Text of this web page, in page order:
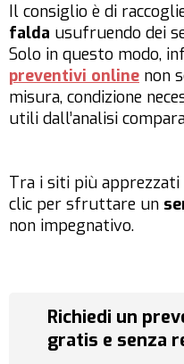
Il consiglio è di
falda usufruendo dei
Solo in questo modo,
preventivi online non
misura, condizione
utili dall’analisi
Tra i siti più apprezzati
clic per sfruttare un
non impegnativo.
Richiedi un
gratis e senza